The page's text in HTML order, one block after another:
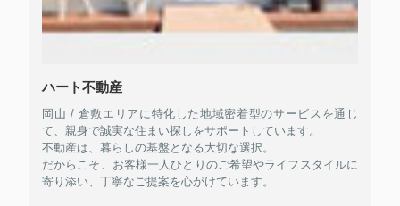
ハート不動産
岡山 / 倉敷エリアに特化した地域密着型のサービスを通じ
て、親身で誠実な住まい探しをサポートしています。
不動産は、暮らしの基盤となる大切な選択。
だからこそ、お客様一人ひとりのご希望やライフスタイルに
寄り添い、丁寧なご提案を心がけています。